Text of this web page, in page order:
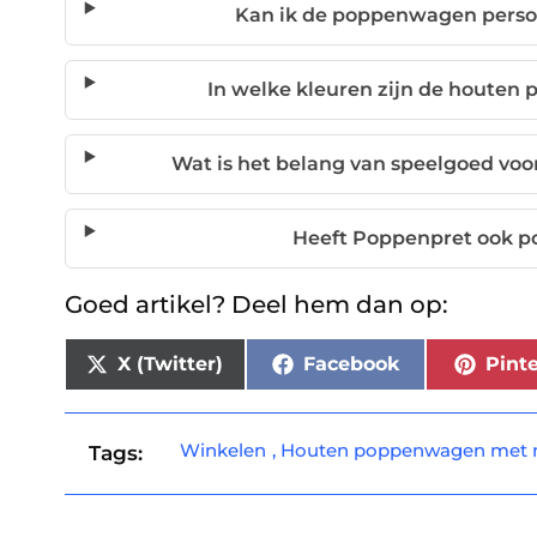
Kan ik de poppenwagen
In welke kleuren zijn de houten
Wat is het belang van speelgoed
Heeft Poppenpret ook
Goed artikel? Deel hem dan op:
X (Twitter) Facebook
Tags: Winkelen , Houten poppenwagen met